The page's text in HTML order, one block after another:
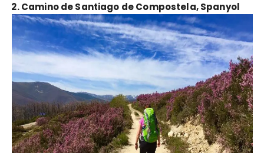
2. Camino de Santiago de Compostela, Spanyol